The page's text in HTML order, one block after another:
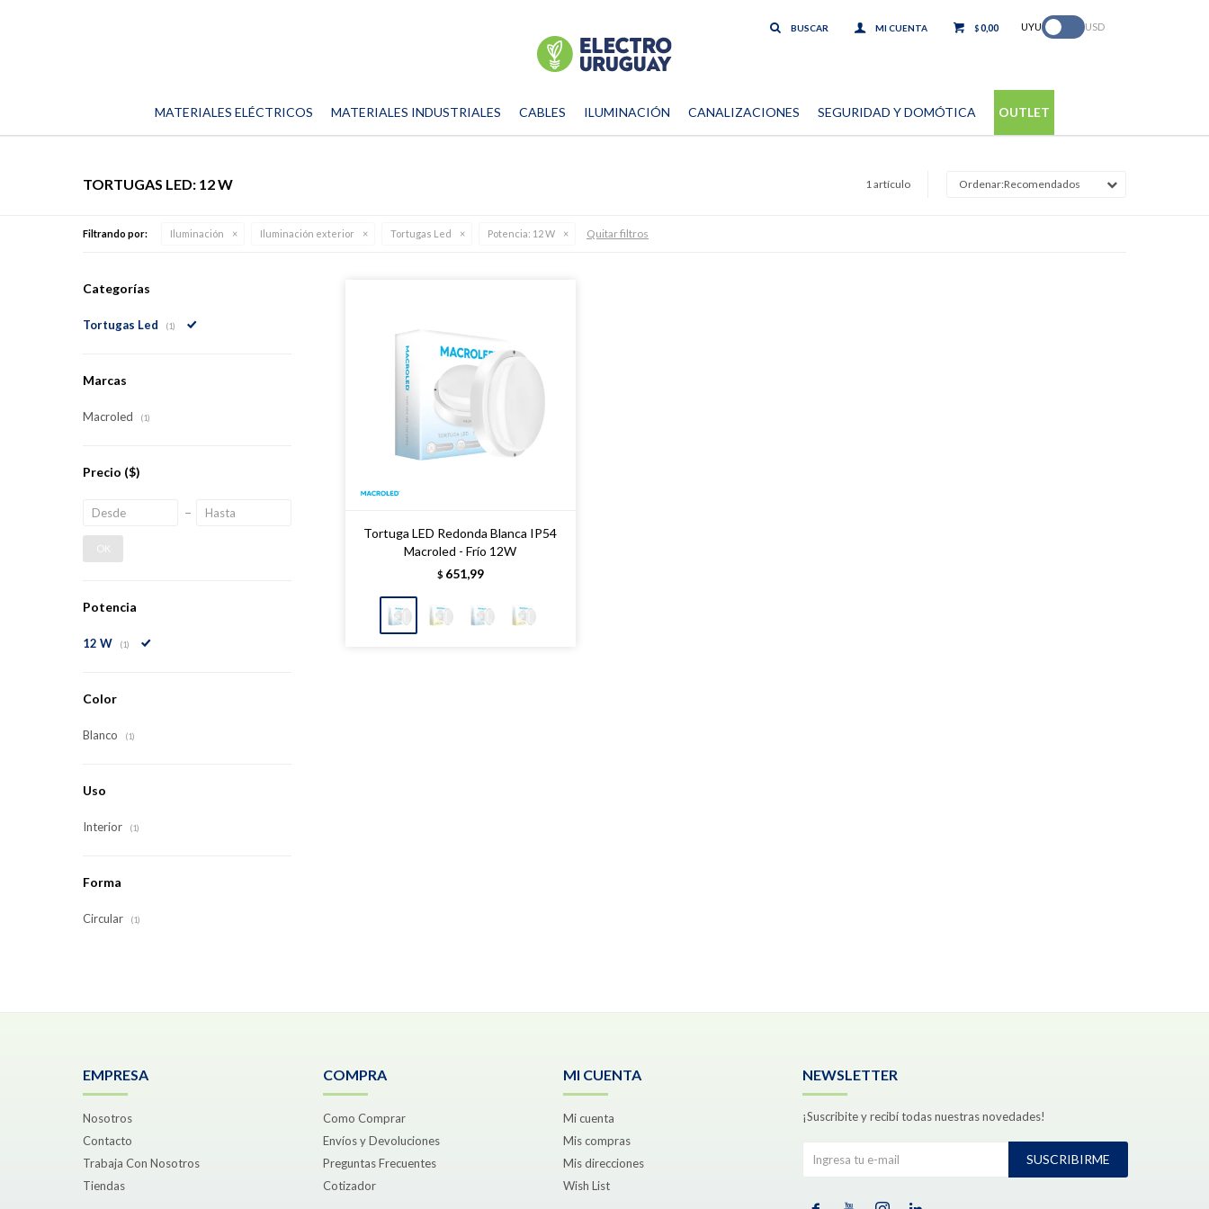
MATERIALES ELÉCTRICOS MATERIALES INDUSTRIALES CABLES ILUMINACIÓN CANALIZACIONES SEGURIDAD Y DOMÓTICA OUTLET
$0,00 UYU USD
1 artículo Recomendados
TORTUGAS LED: 12 W
Filtrando por: Iluminación Iluminación exterior Tortugas Led Potencia: 12 W Quitar filtros
Tortuga LED Redonda Blanca IP54
Macroled - Frío 12W
$ 651,99
Categorías
Tortugas Led (1)
Marcas
Macroled (1)
Precio ($)
OK
Potencia
12 W (1)
Color
Blanco (1)
Uso
Interior (1)
Forma
Circular (1)
EMPRESA
Nosotros
Contacto
Trabaja Con Nosotros
Tiendas
COMPRA
Como Comprar
Envíos y Devoluciones
Preguntas Frecuentes
Cotizador
MI CUENTA
Mi cuenta
Mis compras
Mis direcciones
Wish List
NEWSLETTER
¡Suscribite y recibí todas nuestras novedades!
SUSCRIBIRME